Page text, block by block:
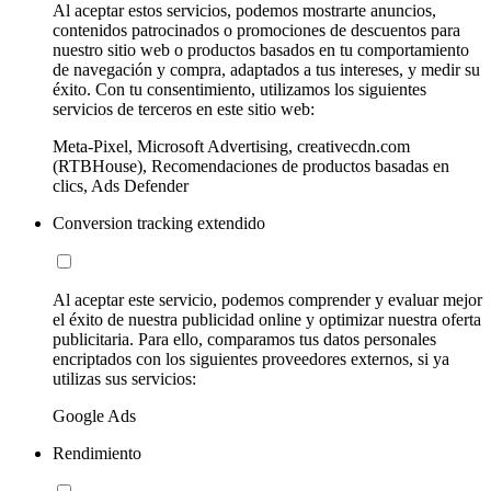
Al aceptar estos servicios, podemos mostrarte anuncios,
contenidos patrocinados o promociones de descuentos para
nuestro sitio web o productos basados en tu comportamiento
de navegación y compra, adaptados a tus intereses, y medir su
éxito. Con tu consentimiento, utilizamos los siguientes
servicios de terceros en este sitio web:
Meta-Pixel, Microsoft Advertising, creativecdn.com
(RTBHouse), Recomendaciones de productos basadas en
clics, Ads Defender
Conversion tracking extendido
Al aceptar este servicio, podemos comprender y evaluar mejor
el éxito de nuestra publicidad online y optimizar nuestra oferta
publicitaria. Para ello, comparamos tus datos personales
encriptados con los siguientes proveedores externos, si ya
utilizas sus servicios:
Google Ads
Rendimiento